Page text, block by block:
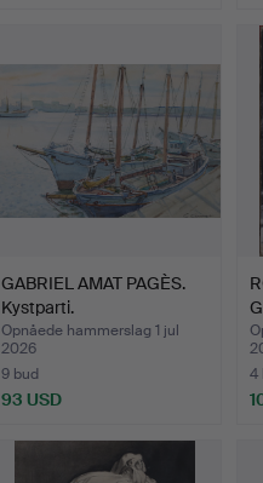
GABRIEL AMAT PAGÈS.
Kystparti.
Opnåede hammerslag 1 jul
2026
9 bud
93 USD
4